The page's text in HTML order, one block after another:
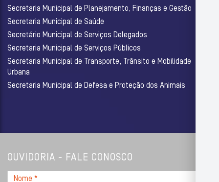
Secretaria Municipal de Planejamento, Finanças e Gestão
Secretaria Municipal de Saúde
Secretário Municipal de Serviços Delegados
Secretaria Municipal de Serviços Públicos
Secretaria Municipal de Transporte, Trânsito e Mobilidade
Urbana
Secretaria Municipal de Defesa e Proteção dos Animais
OUVIDORIA - FALE CONOSCO
Nome